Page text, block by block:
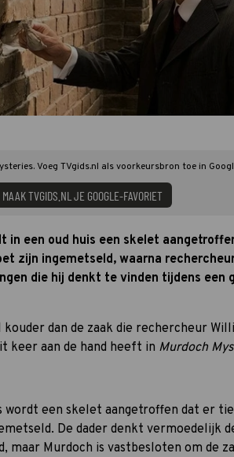
Voeg TVgids.nl als voorkeursbron toe in
MAAK TVGIDS.NL JE GOOGLE-FAVORIET
in een oud huis een skelet
zijn ingemetseld, waarna
die hij denkt te vinden tijdens een
dan de zaak die rechercheur
keer aan de hand heeft in Murdoch
wordt een skelet aangetroffen dat er
De dader denkt vermoedelijk
maar Murdoch is vastbesloten om de